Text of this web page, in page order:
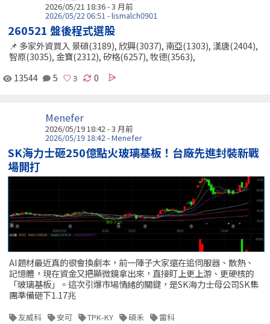
2026/05/21 18:36 - 3 月前
2026/05/22 06:51 - lismalch0901
260521 盤後程式選股
📌 多家外資買入 景碩(3189), 欣興(3037), 南亞(1303), 漢唐(2404),
智原(3035), 金寶(2312), 矽格(6257), 牧德(3563),
13544
5 0
Menefer
2026/05/19 18:42 - 3 月前
2026/05/19 18:42 - Menefer
SK海力士砸250億點火玻璃基板！台廠先進封裝新戰
場開打
AI題材最近真的很會換劇本，前一陣子大家還在追伺服器、散熱、
記憶體，現在資金又把顯微鏡拿出來，直接盯上更上游、更硬核的
「玻璃基板」。這次引爆市場情緒的關鍵，是SK海力士母公司SK集
團準備砸下1.17兆
友威科 安可 TPK-KY 碩禾 雷科